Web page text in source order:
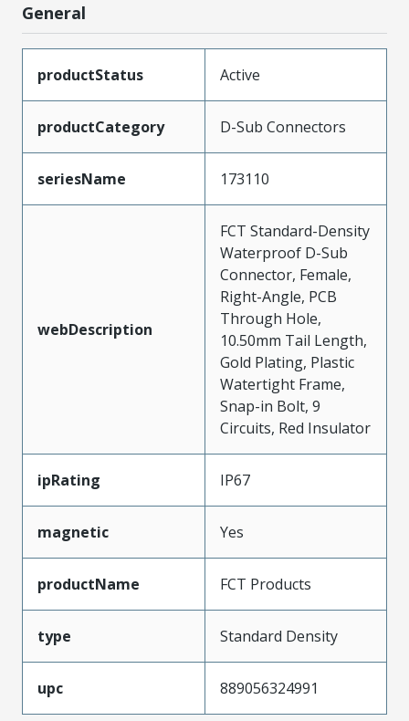
General
productStatus Active
productCategory D-Sub Connectors
seriesName 173110
webDescription
FCT Standard-Density
Waterproof D-Sub
Connector, Female,
Right-Angle, PCB
Through Hole,
10.50mm Tail Length,
Gold Plating, Plastic
Watertight Frame,
Snap-in Bolt, 9
Circuits, Red Insulator
ipRating IP67
magnetic Yes
productName FCT Products
type Standard Density
upc 889056324991